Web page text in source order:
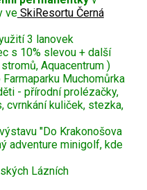
veSkiResortu Černá
3 lanovek
s 10% slevou + další
Aquacentrum )
Muchomůrka
- přírodní prolézačky,
cvrnkání kuliček, stezka,
"Do Krakonošova
adventure minigolf, kde
Lázních